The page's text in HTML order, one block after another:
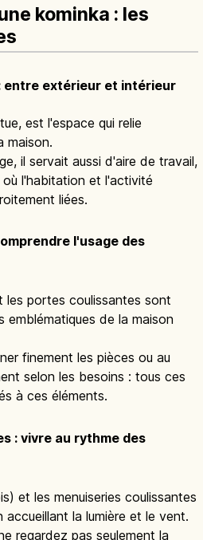
kominka : les
entre extérieur et intérieur
est l'espace qui relie
maison.
il servait aussi d'aire de travail,
l'habitation et l'activité
liées.
l'usage des
les portes coulissantes sont
emblématiques de la maison
finement les pièces ou au
selon les besoins : tous ces
à ces éléments.
: vivre au rythme des
et les menuiseries coulissantes
la lumière et le vent.
regardez pas seulement la